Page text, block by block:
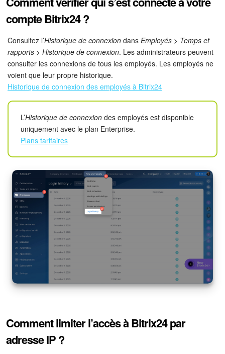
compte Bitrix24 ?
Consultez l’Historique de connexion dans Employés > Temps et
rapports > Historique de connexion. Les administrateurs peuvent
consulter les connexions de tous les employés. Les employés ne
voient que leur propre historique.
Historique de connexion des employés à Bitrix24
L’Historique de connexion des employés est disponible
uniquement avec le plan Enterprise.
Plans tarifaires
Comment limiter l’accès à Bitrix24 par
adresse IP ?